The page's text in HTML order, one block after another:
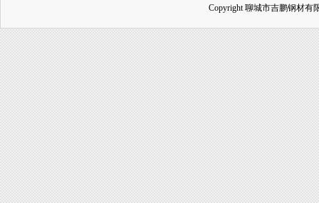
Copyright 聊城市吉鹏钢材